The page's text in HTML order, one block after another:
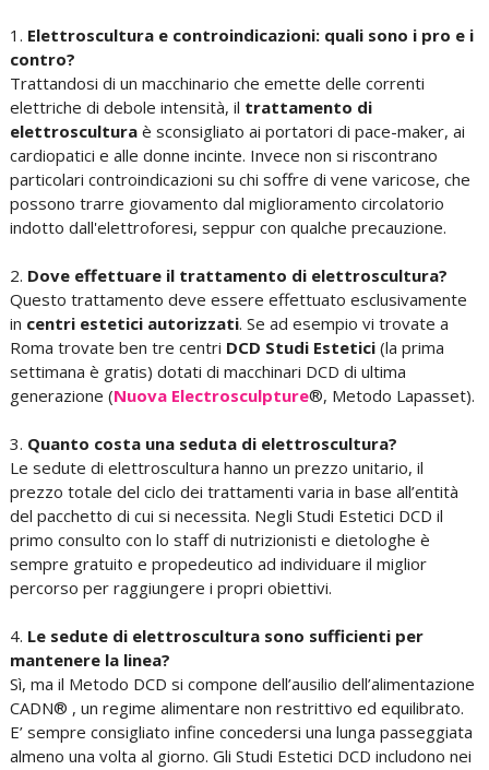
1. Elettroscultura e controindicazioni: quali sono i pro e i
contro?
Trattandosi di un macchinario che emette delle correnti
elettriche di debole intensità, il trattamento di
elettrosculturaè sconsigliato ai portatori di pace-maker, ai
cardiopatici e alle donne incinte. Invece non si riscontrano
particolari controindicazioni su chi soffre di vene varicose, che
possono trarre giovamento dal miglioramento circolatorio
indotto dall'elettroforesi, seppur con qualche precauzione.
2. Dove effettuare il trattamento di elettroscultura?
Questo trattamento deve essere effettuato esclusivamente
in centri estetici autorizzati. Se ad esempio vi trovate a
Roma trovate ben tre centri DCD Studi Estetici(la prima
settimana è gratis) dotati di macchinari DCD di ultima
generazione (Nuova Electrosculpture®, Metodo Lapasset).
3. Quanto costa una seduta di elettroscultura?
Le sedute di elettroscultura hanno un prezzo unitario, il
prezzo totale del ciclo dei trattamenti varia in base all’entità
del pacchetto di cui si necessita. Negli Studi Estetici DCD il
primo consulto con lo staff di nutrizionisti e dietologhe è
sempre gratuito e propedeutico ad individuare il miglior
percorso per raggiungere i propri obiettivi.
4. Le sedute di elettroscultura sono sufficienti per
mantenere la linea?
Sì, ma il Metodo DCD si compone dell’ausilio dell’alimentazione
CADN® , un regime alimentare non restrittivo ed equilibrato.
E’ sempre consigliato infine concedersi una lunga passeggiata
almeno una volta al giorno. Gli Studi Estetici DCD includono nei